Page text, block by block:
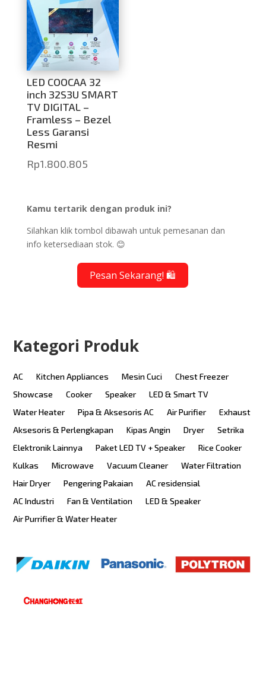
LED COOCAA 32
inch 32S3U SMART
TV DIGITAL –
Framless – Bezel
Less Garansi
Resmi
Rp1.800.805
Kamu tertarik dengan produk ini?
Silahkan klik tombol dibawah untuk pemesanan dan
info ketersediaan stok. 😊
Pesan Sekarang! 🛍️
Kategori Produk
AC Kitchen Appliances Mesin Cuci
Chest Freezer
Showcase
Cooker Speaker
LED & Smart TV
Water Heater
Pipa & Aksesoris AC Air Purifier
Exhaust
Aksesoris & Perlengkapan
Kipas Angin Dryer
Setrika
Elektronik Lainnya
Paket LED TV + Speaker
Rice Cooker
Kulkas
Microwave Vacuum Cleaner
Water Filtration
Hair Dryer
Pengering Pakaian
AC residensial
AC Industri
Fan & Ventilation
LED & Speaker
Air Purrifier & Water Heater